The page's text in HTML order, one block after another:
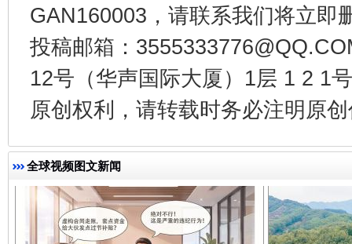
GAN160003，请联系我们将立即
投稿邮箱：
12号（华声国际大厦）1层 1 2 1
原创权利，请转载时务必注明原
全球视频图文新闻
千年窑火 生生不息 一